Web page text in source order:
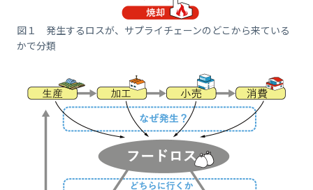
図１ 発生するロスが、サプライチェーンのどこから来ている
かで分類